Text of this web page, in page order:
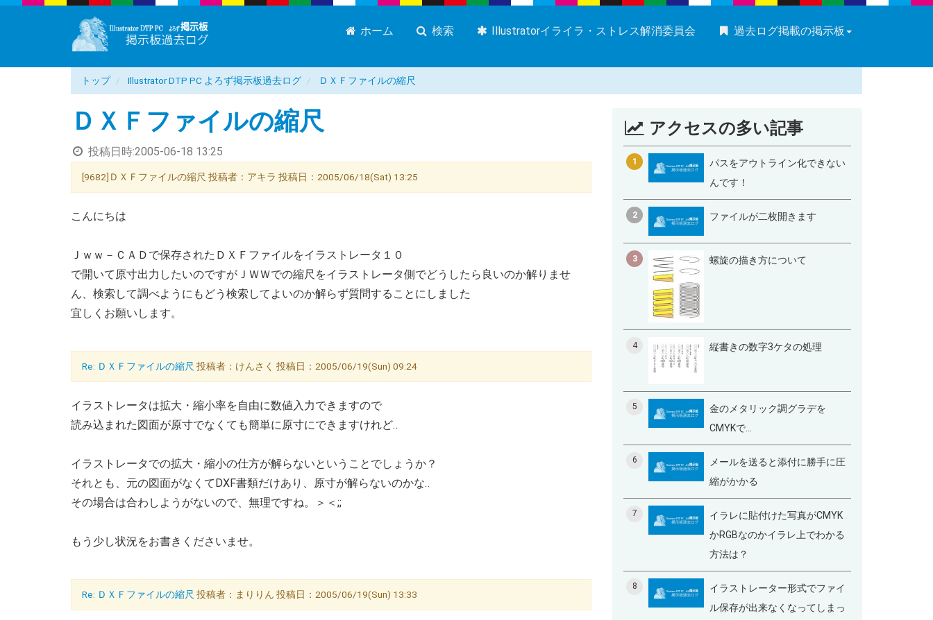
ホーム 検索 Illustratorイライラ・ストレス解消委員会 過去ログ掲載の掲示板
トップ Illustrator DTP PC よろず掲示板過去ログ ＤＸＦファイルの縮尺
ＤＸＦファイルの縮尺
投稿日時:2005-06-18 13:25
[9682]ＤＸＦファイルの縮尺 投稿者：アキラ 投稿日：2005/06/18(Sat) 13:25
こんにちは
Ｊｗｗ－ＣＡＤで保存されたＤＸＦファイルをイラストレータ１０
で開いて原寸出力したいのですがＪＷＷでの縮尺をイラストレータ側でどうしたら良いのか解りませ
ん、検索して調べようにもどう検索してよいのか解らず質問することにしました
宜しくお願いします。
Re: ＤＸＦファイルの縮尺 投稿者：けんさく 投稿日：2005/06/19(Sun) 09:24
イラストレータは拡大・縮小率を自由に数値入力できますので
読み込まれた図面が原寸でなくても簡単に原寸にできますけれど‥
イラストレータでの拡大・縮小の仕方が解らないということでしょうか？
それとも、元の図面がなくてDXF書類だけあり、原寸が解らないのかな‥
その場合は合わしようがないので、無理ですね。＞＜;;
もう少し状況をお書きくださいませ。
Re: ＤＸＦファイルの縮尺 投稿者：まりりん 投稿日：2005/06/19(Sun) 13:33
アクセスの多い記事
1
パスをアウトライン化できない
んです！
2 ファイルが二枚開きます
3 螺旋の描き方について
4 縦書きの数字3ケタの処理
5
金のメタリック調グラデを
CMYKで...
6
メールを送ると添付に勝手に圧
縮がかかる
7
イラレに貼付けた写真がCMYK
かRGBなのかイラレ上でわかる
方法は？
8
イラストレーター形式でファイ
ル保存が出来なくなってしまっ